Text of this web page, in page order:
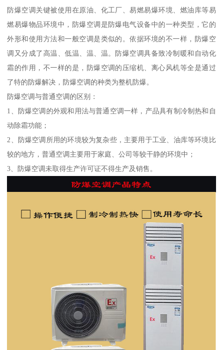
防爆空调关键被使用在原油、化工厂、易燃易爆环境、燃油库等易
燃易爆物品环境中，防爆空调是防爆电气设备中的一种类型，它的
外形和使用方法和一般空调是类似的。依据环境的不一样，防爆空
调又分成了高温、低温、温、温。防爆空调具备致冷制暖和自动化
霜的作用，不一样的是，防爆空调的压缩机、离心风机等全是通过
了特的防爆解决，防爆空调的种类为整机防爆。
防爆空调与普通空调的区别：
1、防爆空调的外观和用法与普通空调一样，产品具有制冷制热和自
动除霜功能；
2、防爆空调所用的环境较为复杂些，主要用于工业、油库等环境比
较的地方，普通空调主要用于家庭、公司等较干静的环境中；
3、防爆空调未取得生产许可证不得生产及销售。